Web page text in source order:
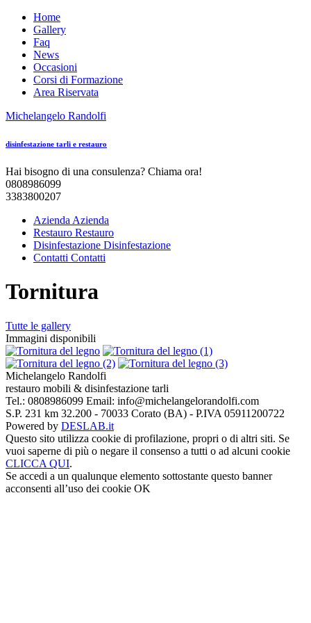
Home
Gallery
Faq
News
Occasioni
Corsi di Formazione
Area Riservata
Michelangelo Randolfi
disinfestazione tarli e restauro
Hai bisogno di una consulenza? Chiama ora!
0808986099
3383800207
Azienda Azienda
Restauro Restauro
Disinfestazione Disinfestazione
Contatti Contatti
Tornitura
Tutte le gallery
Immagini disponibili
Michelangelo Randolfi
restauro mobili & disinfestazione tarli
Tel.: 0808986099 Email: info@michelangelorandolfi.com
S.P. 231 km 32.200 - 70033 Corato (BA) - P.IVA 05911200722
Powered by DESLAB.it
Questo sito utilizza cookie di profilazione, propri o di altri siti. Se
vuoi saperne di più o negare il consenso a tutti o ad alcuni cookie
CLICCA QUI.
Se accedi a un qualunque elemento sottostante questo banner
acconsenti all’uso dei cookie OK